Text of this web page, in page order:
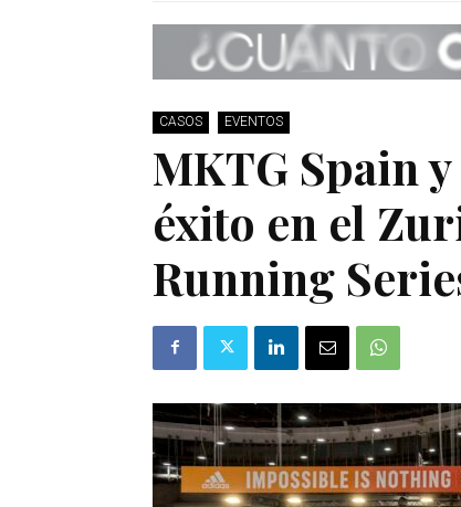
CASOS EVENTOS
MKTG Spain
éxito en el
Running